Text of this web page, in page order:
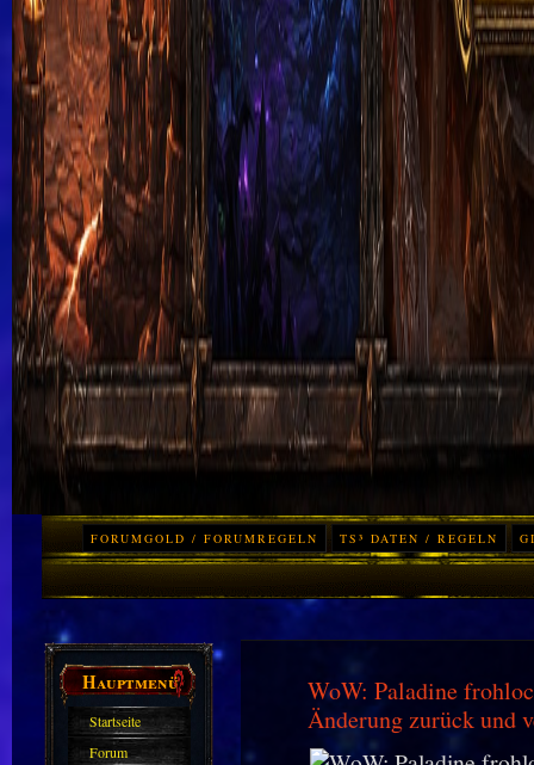
FORUMGOLD / FORUMREGELN TS³ DATEN / REGELN
Hauptmenü
Startseite
Forum
WoW: Paladine
Änderung zurück und